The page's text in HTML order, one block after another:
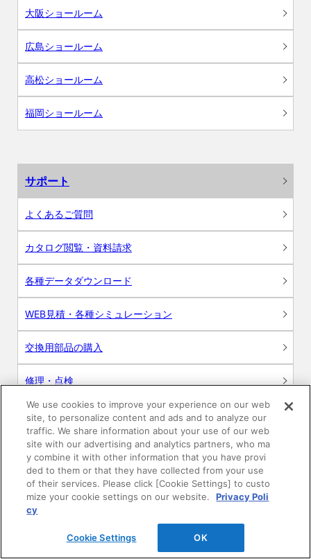
大阪ショールーム
広島ショールーム
高松ショールーム
福岡ショールーム
サポート
よくあるご質問
カタログ閲覧・資料請求
各種データダウンロード
WEB見積・各種シミュレーション
交換用部品の購入
修理・点検
お問い合わせ
ログイン
建築・設計関係者様向けサイト
ユーザー登録サービス
WEB見積システム
We use cookies to improve your experience on our web
site, to personalize content and ads and to analyze our
traffic. We share information about your use of our web
site with our advertising and analytics partners, who ma
y combine it with other information that you have provi
ded to them or that they have collected from your use
of their services. Please click [Cookie Settings] to custo
mize your cookie settings on our website.
Privacy Poli
cy
Cookie Settings OK